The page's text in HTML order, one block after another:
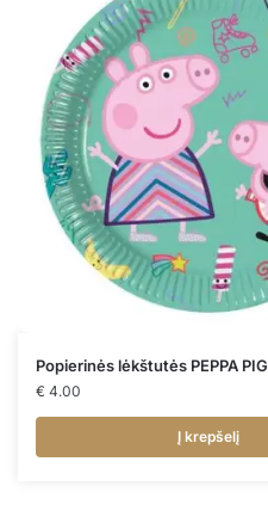
Popierinės lėkštutės PEPPA PIG
€ 4.00
Į krepšelį